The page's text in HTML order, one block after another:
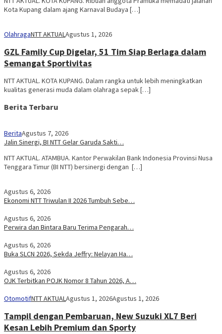
Kota Kupang dalam ajang Karnaval Budaya […]
OlahragaNTT AKTUALAgustus 1, 2026
GZL Family Cup Digelar, 51 Tim Siap Berlaga dalam
Semangat Sportivitas
NTT AKTUAL. KOTA KUPANG. Dalam rangka untuk lebih meningkatkan
kualitas generasi muda dalam olahraga sepak […]
Berita Terbaru
BeritaAgustus 7, 2026
Jalin Sinergi, BI NTT Gelar Garuda Sakti…
NTT AKTUAL. ATAMBUA. Kantor Perwakilan Bank Indonesia Provinsi Nusa
Tenggara Timur (BI NTT) bersinergi dengan […]
Agustus 6, 2026
Ekonomi NTT Triwulan II 2026 Tumbuh Sebe…
Agustus 6, 2026
Perwira dan Bintara Baru Terima Pengarah…
Agustus 6, 2026
Buka SLCN 2026, Sekda Jeffry: Nelayan Ha…
Agustus 6, 2026
OJK Terbitkan POJK Nomor 8 Tahun 2026, A…
OtomotifNTT AKTUALAgustus 1, 2026Agustus 1, 2026
Tampil dengan Pembaruan, New Suzuki XL7 Beri
Kesan Lebih Premium dan Sporty